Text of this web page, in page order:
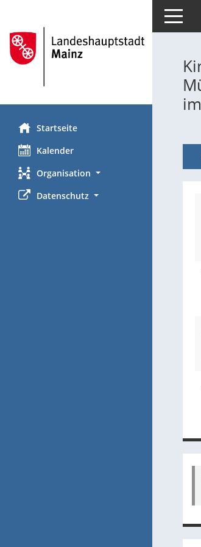
Startseite
Kalender
Organisation
Datenschutz
Toggle